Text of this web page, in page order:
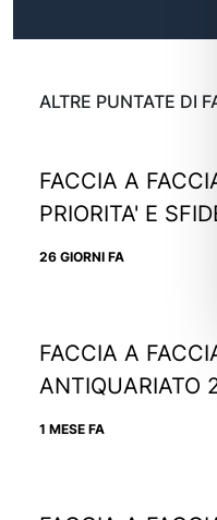
ALTRE PUNTATE DI
FACCIA A
PRIORITA' E
26 GIORNI FA
FACCIA A
1 MESE FA